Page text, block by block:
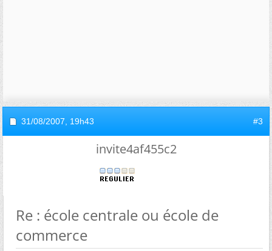
31/08/2007, 19h43 #3
invite4af455c2
Re : école centrale ou école de
commerce